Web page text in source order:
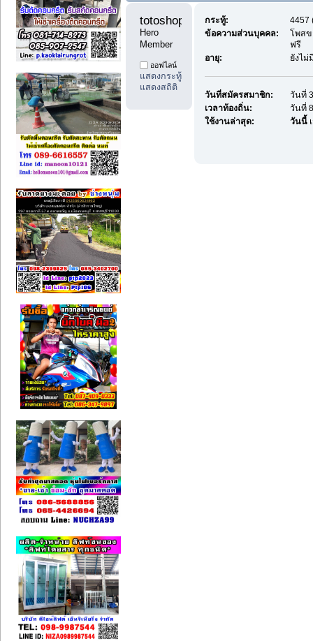
Hero
Member
ออฟไลน์
แสดงกระทู้
แสดงสถิติ
กระทู้:
4457
ข้อความส่วนบุคคล:
โพสข
ฟรี
อายุ:
ยังไม่
วันที่สมัครสมาชิก:
วันที่
เวลาท้องถิ่น:
วันที่
ใช้งานล่าสุด:
วันนี้